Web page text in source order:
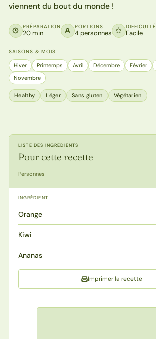
viennent du bout du monde !
PRÉPARATION
20 min
PORTIONS
4 personnes
DIFFICULTÉ
Facile
SAISONS & MOIS
Hiver Printemps Avril Décembre Février
Novembre
Healthy Léger Sans gluten Végétarien
LISTE DES INGRÉDIENTS
Pour cette recette
Personnes
INGRÉDIENT
Orange
Kiwi
Ananas
Imprimer la recette